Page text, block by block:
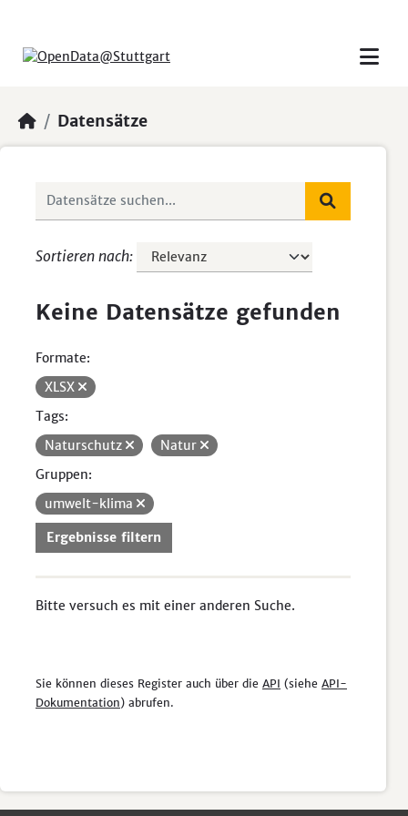
Datensätze
Sortieren nach
Keine Datensätze gefunden
Formate:
XLSX
Tags:
Naturschutz
Natur
Gruppen:
umwelt-klima
Ergebnisse filtern
Bitte versuch es mit einer anderen Suche.
Sie können dieses Register auch über die API (siehe API-
Dokumentation) abrufen.